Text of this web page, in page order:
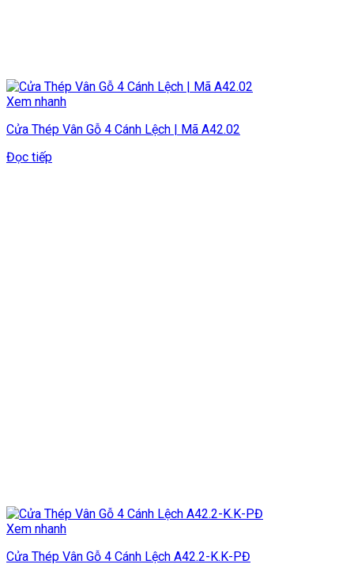
Xem nhanh
Cửa Thép Vân Gỗ 4 Cánh Lệch | Mã A42.02
Đọc tiếp
Xem nhanh
Cửa Thép Vân Gỗ 4 Cánh Lệch A42.2-K.K-PĐ